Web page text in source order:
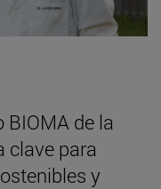
de la
clave para
y